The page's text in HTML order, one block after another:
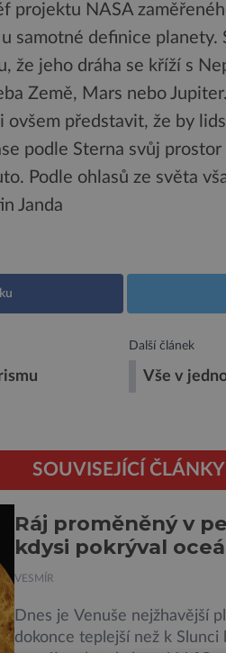
projektu NASA
samotné definice planety.
že jeho dráha se kříží s
Země, Mars nebo
ovšem představit, že by
podle Sterna svůj
Podle ohlasů ze světa
Janda
Další článek
Vše v
SOUVISEJÍCÍ ČLÁNKY
Ráj proměněný v
kdysi pokrýval
VESMÍR
Dnes je Venuše nejžhavější
dokonce teplejší než k